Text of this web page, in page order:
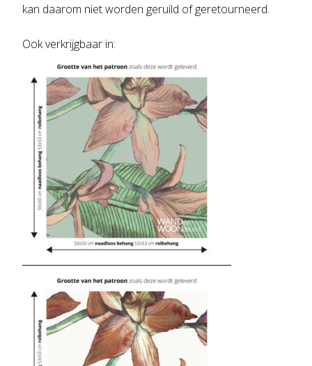
kan daarom niet worden geruild of geretourneerd.
Ook verkrijgbaar in: